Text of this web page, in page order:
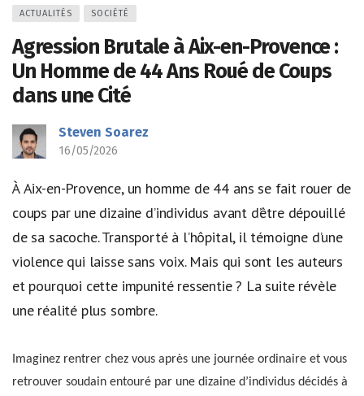
ACTUALITÉS SOCIÉTÉ
Agression Brutale à Aix-en-Provence :
Un Homme de 44 Ans Roué de Coups
dans une Cité
Steven Soarez
16/05/2026
À Aix-en-Provence, un homme de 44 ans se fait rouer de
coups par une dizaine d’individus avant d’être dépouillé
de sa sacoche. Transporté à l’hôpital, il témoigne d’une
violence qui laisse sans voix. Mais qui sont les auteurs
et pourquoi cette impunité ressentie ? La suite révèle
une réalité plus sombre.
Imaginez rentrer chez vous après une journée ordinaire et vous
retrouver soudain entouré par une dizaine d’individus décidés à